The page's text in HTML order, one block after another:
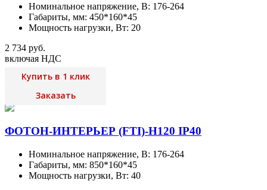
Номинальное напряжение, В: 176-264
Габариты, мм: 450*160*45
Мощность нагрузки, Вт: 20
2 734 руб.
включая НДС
Купить в 1 клик
Заказать
ФОТОН-ИНТЕРЬЕР (FTI)-Н120 IP40
Номинальное напряжение, В: 176-264
Габариты, мм: 850*160*45
Мощность нагрузки, Вт: 40